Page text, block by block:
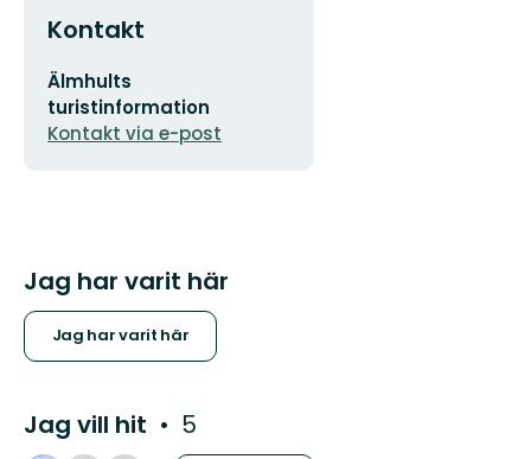
Kontakt
E-
postadress
Älmhults
turistinformation
Kontakt via e-post
Jag har varit här
Jag har varit här
Jag vill hit 5